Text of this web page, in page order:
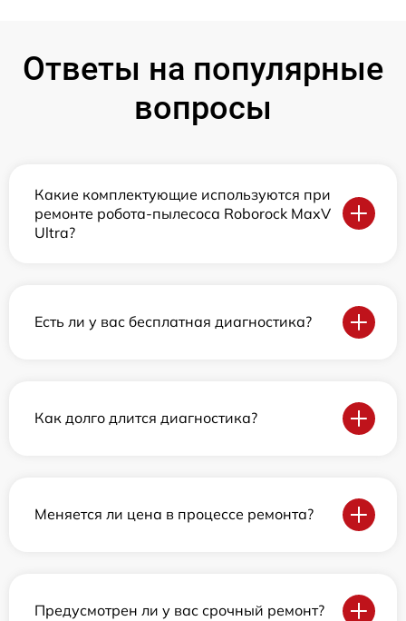
Ответы на популярные
вопросы
Какие комплектующие используются при
ремонте робота-пылесоса Roborock MaxV
Ultra?
Есть ли у вас бесплатная диагностика?
Как долго длится диагностика?
Меняется ли цена в процессе ремонта?
Предусмотрен ли у вас срочный ремонт?